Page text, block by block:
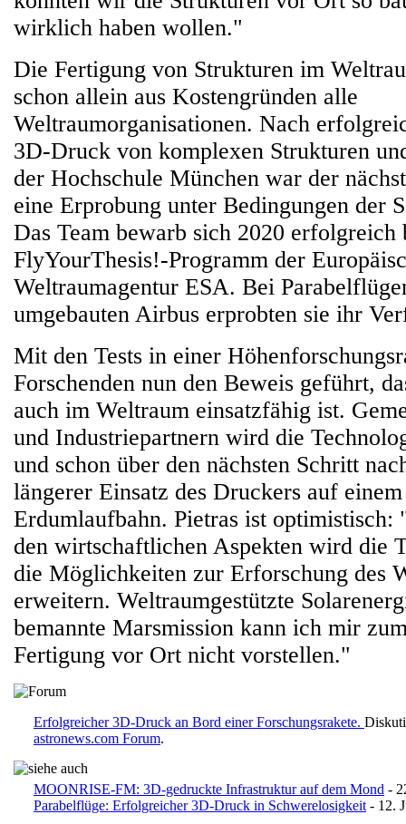
wirklich haben wollen."
Die Fertigung von Strukturen im
schon allein aus Kostengründen alle
Weltraumorganisationen. Nach
3D-Druck von komplexen Strukturen
der Hochschule München war der
eine Erprobung unter Bedingungen der
Das Team bewarb sich 2020 erfolgreich
FlyYourThesis!-Programm der
Weltraumagentur ESA. Bei
umgebauten Airbus erprobten sie ihr
Mit den Tests in einer
Forschenden nun den Beweis geführt,
auch im Weltraum einsatzfähig ist.
und Industriepartnern wird die
und schon über den nächsten Schritt
längerer Einsatz des Druckers auf
Erdumlaufbahn. Pietras ist optimistisch:
den wirtschaftlichen Aspekten wird die
die Möglichkeiten zur Erforschung des
erweitern. Weltraumgestützte
bemannte Marsmission kann ich mir
Fertigung vor Ort nicht vorstellen."
Erfolgreicher 3D-Druck an Bord einer Forschungsrakete.
astronews.com Forum.
MOONRISE-FM: 3D-gedruckte Infrastruktur auf dem Mond -
Parabelflüge: Erfolgreicher 3D-Druck in Schwerelosigkeit - 12.